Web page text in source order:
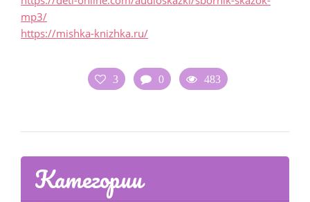
mp3/
https://mishka-knizhka.ru/
3 0 483
Категории